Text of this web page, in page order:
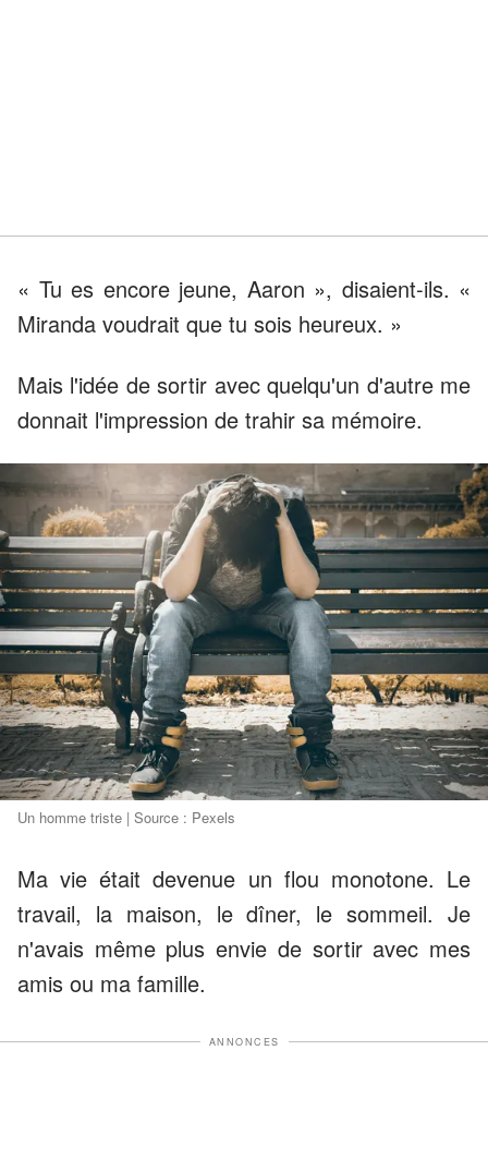
« Tu es encore jeune, Aaron », disaient-ils. «
Miranda voudrait que tu sois heureux. »
Mais l'idée de sortir avec quelqu'un d'autre me
donnait l'impression de trahir sa mémoire.
Un homme triste | Source : Pexels
Ma vie était devenue un flou monotone. Le
travail, la maison, le dîner, le sommeil. Je
n'avais même plus envie de sortir avec mes
amis ou ma famille.
ANNONCES